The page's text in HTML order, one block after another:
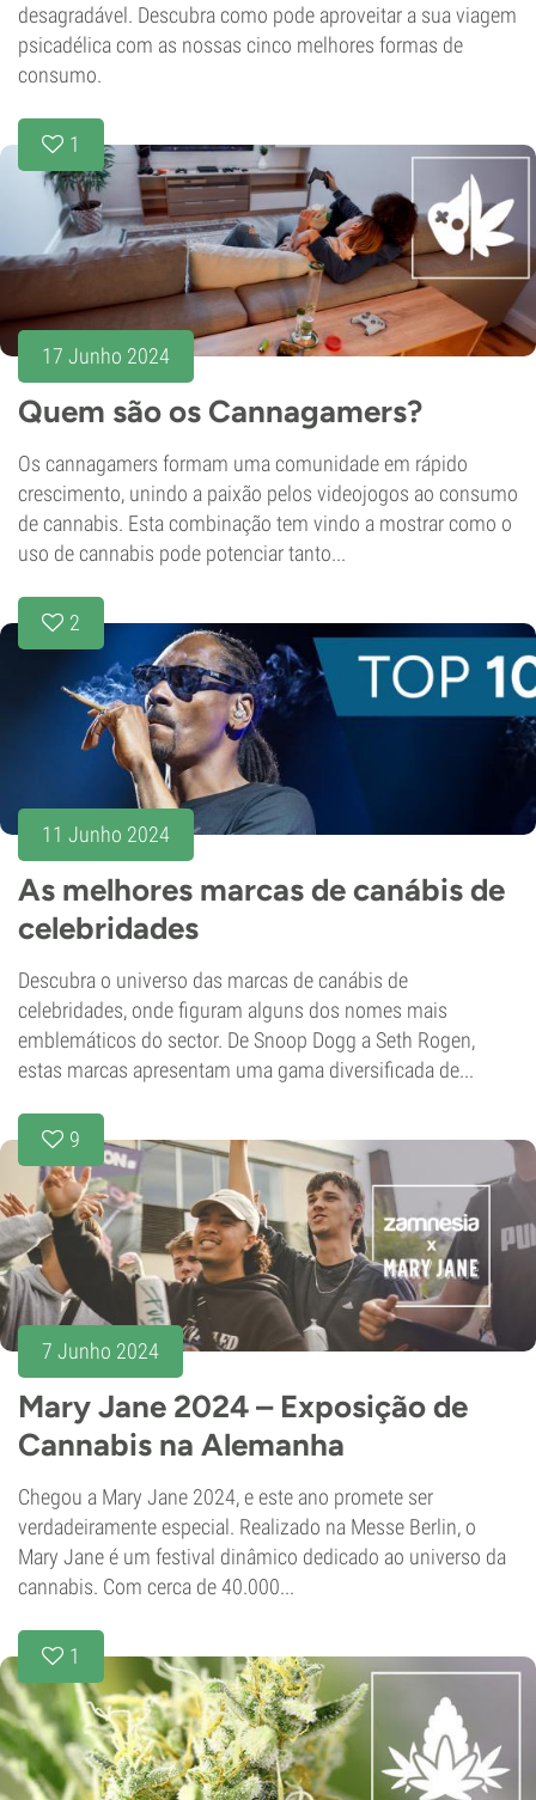
desagradável. Descubra como pode aproveitar a sua viagem
psicadélica com as nossas cinco melhores formas de
consumo.
1
17 Junho 2024
Quem são os Cannagamers?
Os cannagamers formam uma comunidade em rápido
crescimento, unindo a paixão pelos videojogos ao consumo
de cannabis. Esta combinação tem vindo a mostrar como o
uso de cannabis pode potenciar tanto...
2
11 Junho 2024
As melhores marcas de canábis de
celebridades
Descubra o universo das marcas de canábis de
celebridades, onde figuram alguns dos nomes mais
emblemáticos do sector. De Snoop Dogg a Seth Rogen,
estas marcas apresentam uma gama diversificada de...
9
7 Junho 2024
Mary Jane 2024 – Exposição de
Cannabis na Alemanha
Chegou a Mary Jane 2024, e este ano promete ser
verdadeiramente especial. Realizado na Messe Berlin, o
Mary Jane é um festival dinâmico dedicado ao universo da
cannabis. Com cerca de 40.000...
1